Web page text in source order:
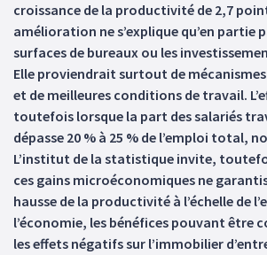
croissance de la productivité de 2,7
amélioration ne s’explique qu’en partie
surfaces de bureaux ou les
Elle proviendrait surtout de
et de meilleures conditions de travail.
toutefois lorsque la part des salariés
dépasse 20 % à 25 % de l’emploi total,
L’institut de la statistique invite,
ces gains microéconomiques ne
hausse de la productivité à l’échelle de
l’économie, les bénéfices pouvant être
les effets négatifs sur l’immobilier